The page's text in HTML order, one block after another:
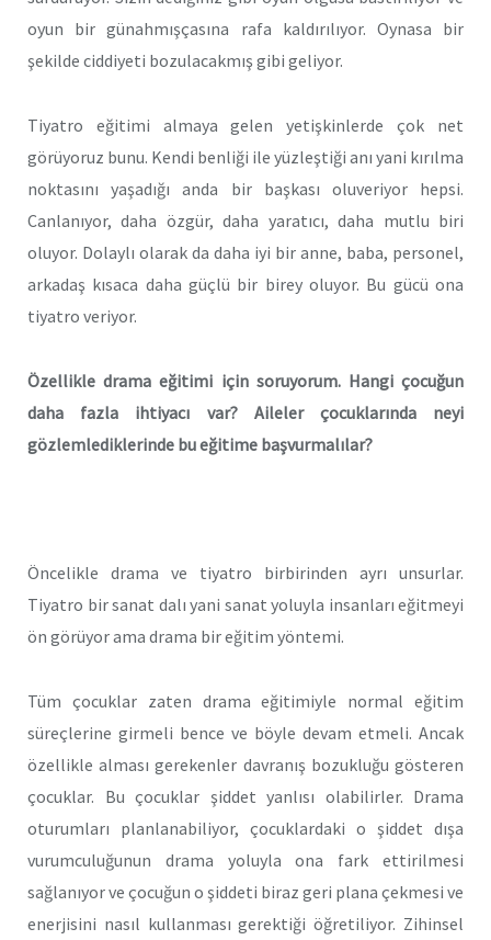
oyun bir günahmışçasına rafa kaldırılıyor. Oynasa bir
şekilde ciddiyeti bozulacakmış gibi geliyor.
Tiyatro eğitimi almaya gelen yetişkinlerde çok net
görüyoruz bunu. Kendi benliği ile yüzleştiği anı yani kırılma
noktasını yaşadığı anda bir başkası oluveriyor hepsi.
Canlanıyor, daha özgür, daha yaratıcı, daha mutlu biri
oluyor. Dolaylı olarak da daha iyi bir anne, baba, personel,
arkadaş kısaca daha güçlü bir birey oluyor. Bu gücü ona
tiyatro veriyor.
Özellikle drama eğitimi için soruyorum. Hangi çocuğun
daha fazla ihtiyacı var? Aileler çocuklarında neyi
gözlemlediklerinde bu eğitime başvurmalılar?
Öncelikle drama ve tiyatro birbirinden ayrı unsurlar.
Tiyatro bir sanat dalı yani sanat yoluyla insanları eğitmeyi
ön görüyor ama drama bir eğitim yöntemi.
Tüm çocuklar zaten drama eğitimiyle normal eğitim
süreçlerine girmeli bence ve böyle devam etmeli. Ancak
özellikle alması gerekenler davranış bozukluğu gösteren
çocuklar. Bu çocuklar şiddet yanlısı olabilirler. Drama
oturumları planlanabiliyor, çocuklardaki o şiddet dışa
vurumculuğunun drama yoluyla ona fark ettirilmesi
sağlanıyor ve çocuğun o şiddeti biraz geri plana çekmesi ve
enerjisini nasıl kullanması gerektiği öğretiliyor. Zihinsel